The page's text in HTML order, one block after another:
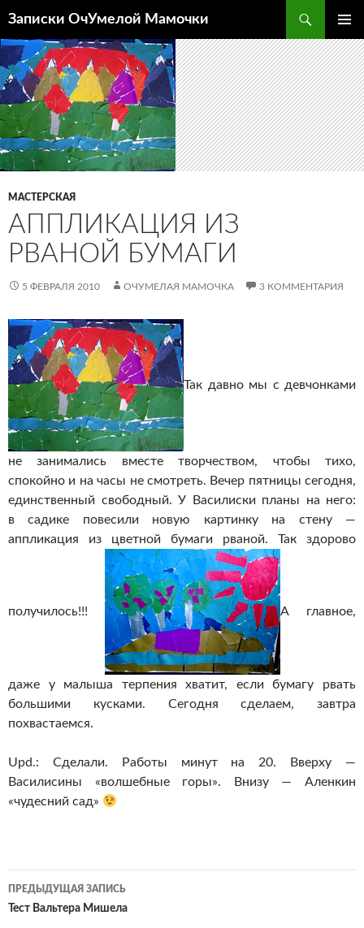
содержимому
Записки ОчУмелой Мамочки
МЕНЮ
МАСТЕРСКАЯ
АППЛИКАЦИЯ ИЗ
РВАНОЙ БУМАГИ
5 ФЕВРАЛЯ 2010 ОЧУМЕЛАЯ МАМОЧКА 3 КОММЕНТАРИЯ
Так давно мы с девчонками
не занимались вместе творчеством, чтобы тихо,
спокойно и на часы не смотреть. Вечер пятницы сегодня,
единственный свободный. У Василиски планы на него:
в садике повесили новую картинку на стену —
аппликация из цветной бумаги рваной. Так здорово
получилось!!! А главное,
даже у малыша терпения хватит, если бумагу рвать
большими кусками. Сегодня сделаем, завтра
похвастаемся.
Upd.: Сделали. Работы минут на 20. Вверху —
Василисины «волшебные горы». Внизу — Аленкин
«чудесний сад»
Навигация
по
ПРЕДЫДУЩАЯ ЗАПИСЬ
Тест Вальтера Мишела